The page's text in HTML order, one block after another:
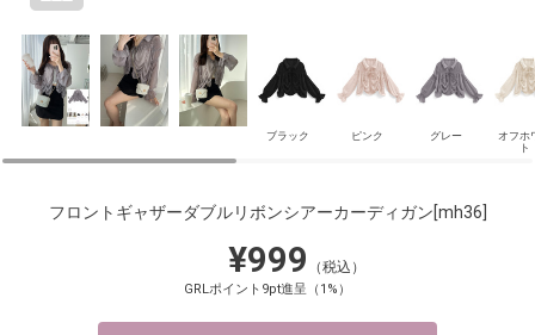
ブラック ピンク グレー
オフホ
ト
フロントギャザーダブルリボンシアーカーディガン[mh36]
¥999 （税込）
GRLポイント9pt進呈（1%）